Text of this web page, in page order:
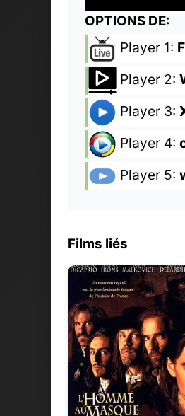
OPTIONS DE:
Player 1:
Player 2:
Player 3:
Player 4:
Player 5:
Films liés